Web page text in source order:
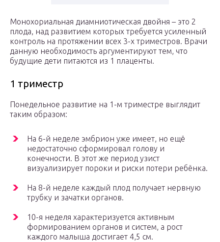
Монохориальная диамниотическая двойня – это 2
плода, над развитием которых требуется усиленный
контроль на протяжении всех 3-х триместров. Врачи
данную необходимость аргументируют тем, что
будущие дети питаются из 1 плаценты.
1 триместр
Понедельное развитие на 1-м триместре выглядит
таким образом:
На 6-й неделе эмбрион уже имеет, но ещё
недостаточно сформировал голову и
конечности. В этот же период узист
визуализирует пороки и риски потери ребёнка.
На 8-й неделе каждый плод получает нервную
трубку и зачатки органов.
10-я неделя характеризуется активным
формированием органов и систем, а рост
каждого малыша достигает 4,5 см.